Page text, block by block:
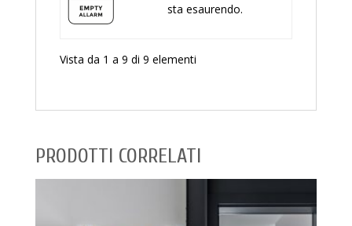
sta esaurendo.
Vista da 1 a 9 di 9 elementi
PRODOTTI CORRELATI